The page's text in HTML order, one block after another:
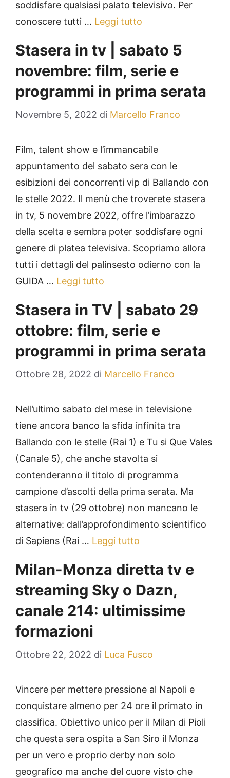
soddisfare qualsiasi palato televisivo. Per
conoscere tutti … Leggi tutto
Stasera in tv | sabato 5
novembre: film, serie e
programmi in prima serata
Novembre 5, 2022 di Marcello Franco
Film, talent show e l’immancabile
appuntamento del sabato sera con le
esibizioni dei concorrenti vip di Ballando con
le stelle 2022. Il menù che troverete stasera
in tv, 5 novembre 2022, offre l’imbarazzo
della scelta e sembra poter soddisfare ogni
genere di platea televisiva. Scopriamo allora
tutti i dettagli del palinsesto odierno con la
GUIDA … Leggi tutto
Stasera in TV | sabato 29
ottobre: film, serie e
programmi in prima serata
Ottobre 28, 2022 di Marcello Franco
Nell’ultimo sabato del mese in televisione
tiene ancora banco la sfida infinita tra
Ballando con le stelle (Rai 1) e Tu si Que Vales
(Canale 5), che anche stavolta si
contenderanno il titolo di programma
campione d’ascolti della prima serata. Ma
stasera in tv (29 ottobre) non mancano le
alternative: dall’approfondimento scientifico
di Sapiens (Rai … Leggi tutto
Milan-Monza diretta tv e
streaming Sky o Dazn,
canale 214: ultimissime
formazioni
Ottobre 22, 2022 di Luca Fusco
Vincere per mettere pressione al Napoli e
conquistare almeno per 24 ore il primato in
classifica. Obiettivo unico per il Milan di Pioli
che questa sera ospita a San Siro il Monza
per un vero e proprio derby non solo
geografico ma anche del cuore visto che